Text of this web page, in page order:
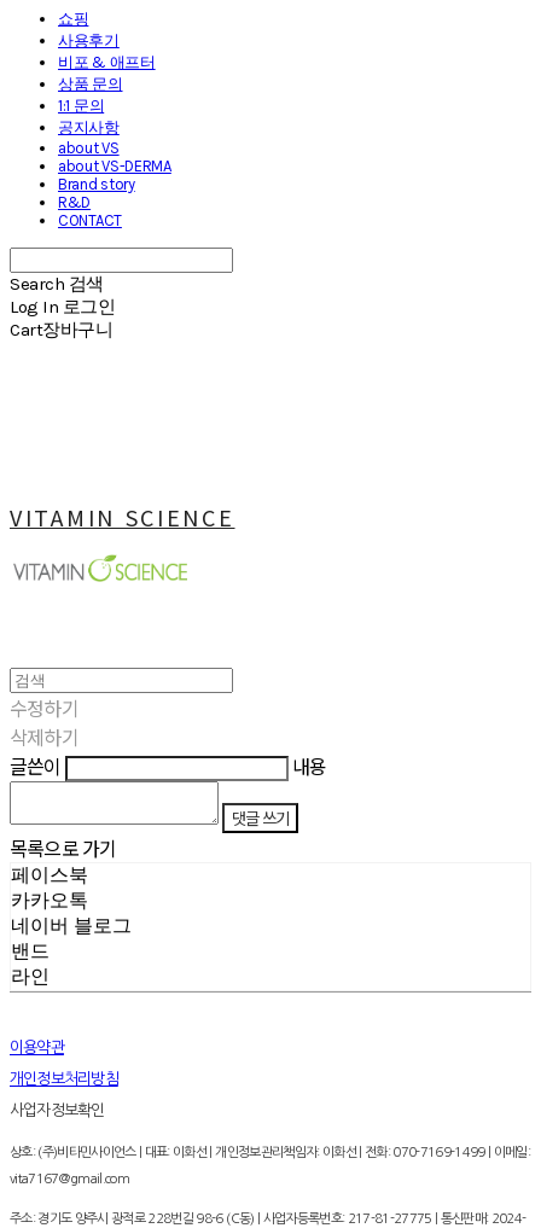
쇼핑
사용후기
비포 & 애프터
상품 문의
1:1 문의
공지사항
about VS
about VS-DERMA
Brand story
R&D
CONTACT
Search 검색
Log In 로그인
Cart장바구니
VITAMIN SCIENCE
수정하기
삭제하기
글쓴이
내용
댓글 쓰기
목록으로 가기
페이스북
카카오톡
네이버 블로그
밴드
라인
이용약관
개인정보처리방침
사업자정보확인
상호: (주)비타민사이언스 | 대표: 이화선 | 개인정보관리책임자: 이화선 | 전화: 070-7169-1499 | 이메일:
vita7167@gmail.com
주소: 경기도 양주시 광적로 228번길 98-6 (C동) | 사업자등록번호: 217-81-27775 | 통신판매: 2024-